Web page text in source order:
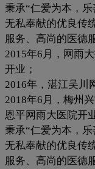
秉承“仁爱为本，
无私奉献的优良传
服务、高尚的医德
2015年6月，网雨
开业；
2016年，湛江吴川
2018年6月，梅州
恩平网雨大医院开业
秉承“仁爱为本，
无私奉献的优良传
服务、高尚的医德